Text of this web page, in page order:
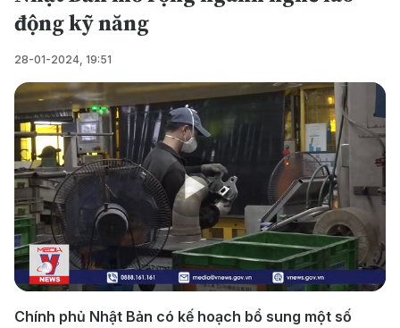
động kỹ năng
28-01-2024, 19:51
Play
Video
Chính phủ Nhật Bản có kế hoạch bổ sung một số